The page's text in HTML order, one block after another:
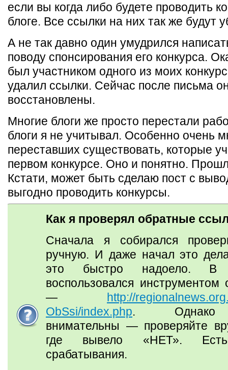
если вы когда либо будете проводить
блоге. Все ссылки на них так же будут
А не так давно один умудрился
поводу спонсирования его конкурса.
был участником одного из моих
удалил ссылки. Сейчас после письма
восстановлены.
Многие блоги же просто перестали
блоги я не учитывал. Особенно очень
переставших существовать, которые
первом конкурсе. Оно и понятно.
Кстати, может быть сделаю пост с
выгодно проводить конкурсы.
Как я проверял обратные
Сначала я собирался
ручную. И даже начал это
это быстро надоело.
воспользовался
— http://
ObSsi/index.php. Однако
внимательны — проверяйте
где вывело «НЕТ».
срабатывания.